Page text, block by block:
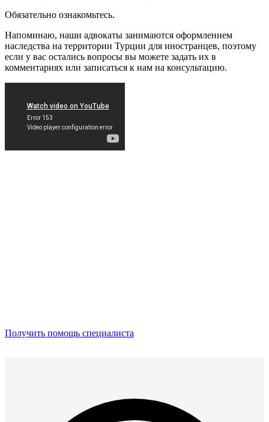
Обязательно ознакомьтесь.
Напоминаю, наши адвокаты занимаются оформлением
наследства на территории Турции для иностранцев, поэтому
если у вас остались вопросы вы можете задать их в
комментариях или записаться к нам на консультацию.
Получить помощь специалиста